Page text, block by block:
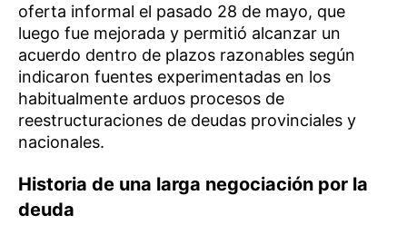
oferta informal el pasado 28 de mayo, que
luego fue mejorada y permitió alcanzar un
acuerdo dentro de plazos razonables según
indicaron fuentes experimentadas en los
habitualmente arduos procesos de
reestructuraciones de deudas provinciales y
nacionales.
Historia de una larga negociación por la
deuda